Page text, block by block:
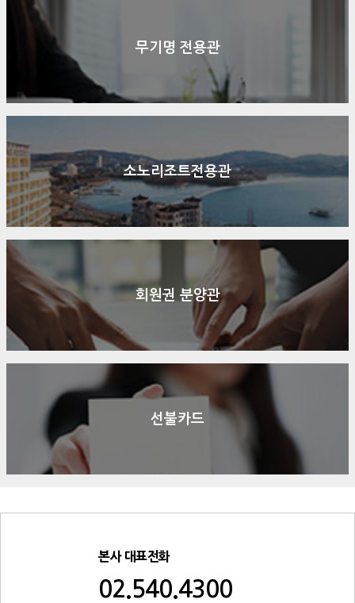
무기명 전용관
소노리조트전용관
회원권 분양관
선불카드
본사 대표전화
02.540.4300